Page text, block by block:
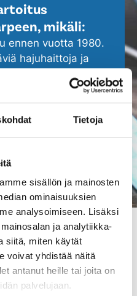
Tietoja
sisällön ja mainosten
ominaisuuksien
analysoimiseen. Lisäksi
ja analytiikka-
siitä, miten käytät
voivat yhdistää näitä
antanut heille tai joita on
palvelujaan.
mikäli:
ennen vuotta 1980.
hajuhaittoja ja
ei ole kaikki
turvata kotisi
ongelmien
Lapissa -